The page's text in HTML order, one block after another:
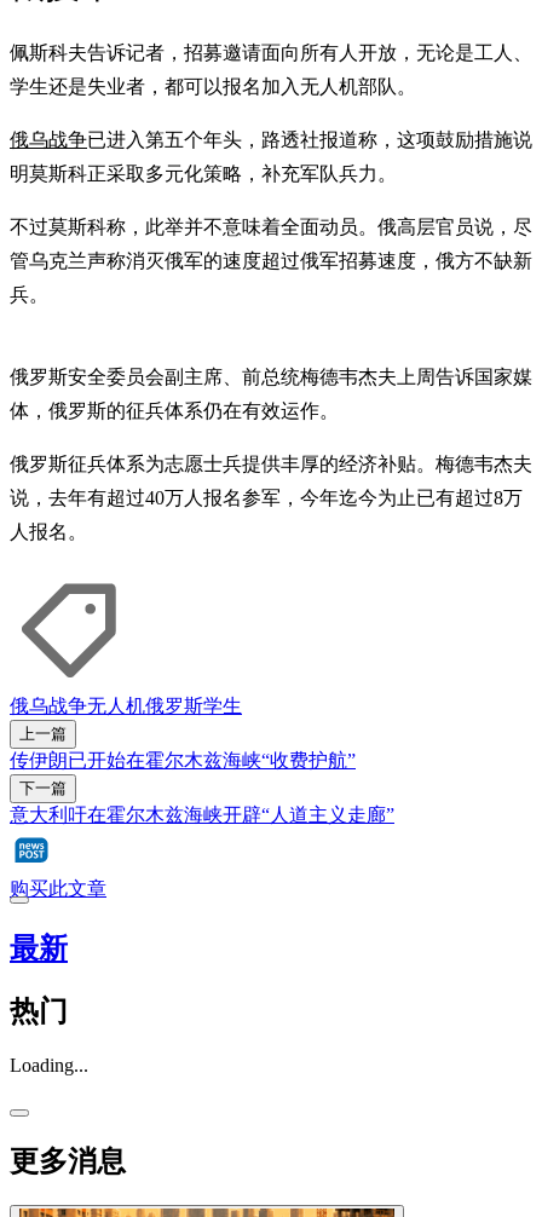
佩斯科夫告诉记者，招募邀请面向所有人开放，无论是工人、
学生还是失业者，都可以报名加入无人机部队。
俄乌战争已进入第五个年头，路透社报道称，这项鼓励措施说
明莫斯科正采取多元化策略，补充军队兵力。
不过莫斯科称，此举并不意味着全面动员。俄高层官员说，尽
管乌克兰声称消灭俄军的速度超过俄军招募速度，俄方不缺新
兵。
俄罗斯安全委员会副主席、前总统梅德韦杰夫上周告诉国家媒
体，俄罗斯的征兵体系仍在有效运作。
俄罗斯征兵体系为志愿士兵提供丰厚的经济补贴。梅德韦杰夫
说，去年有超过40万人报名参军，今年迄今为止已有超过8万
人报名。
俄乌战争无人机俄罗斯学生
上一篇
传伊朗已开始在霍尔木兹海峡“收费护航”
下一篇
意大利吁在霍尔木兹海峡开辟“人道主义走廊”
购买此文章
最新
热门
Loading...
更多消息